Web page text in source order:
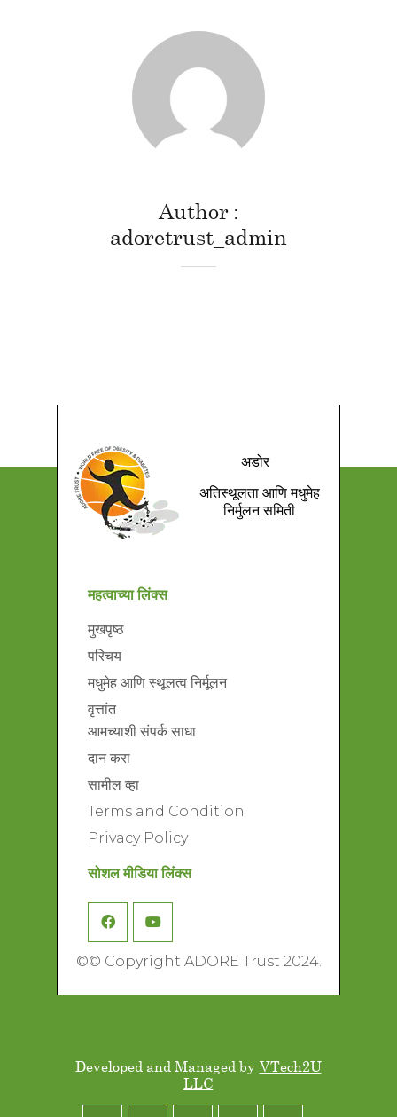
Author
adoretrust_admin
अडोर
अतिस्थूलता आणि मधुमेह
निर्मुलन समिती
महत्वाच्या लिंक्स
मुखपृष्ठ
परिचय
मधुमेह आणि स्थूलत्व निर्मूलन
वृत्तांत
आमच्याशी संपर्क साधा
दान करा
सामील व्हा
Terms and Condition
Privacy Policy
सोशल मीडिया लिंक्स
©© Copyright ADORE Trust 2024.
Developed and Managed by VTech2U
LLC